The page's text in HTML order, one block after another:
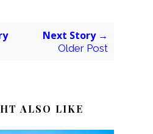
Next Story →
Older Post
ALSO LIKE